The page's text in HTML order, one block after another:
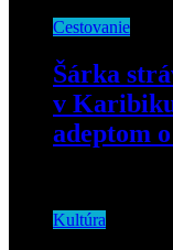
Cestovanie
Šárka
v
adeptom
Kultúra